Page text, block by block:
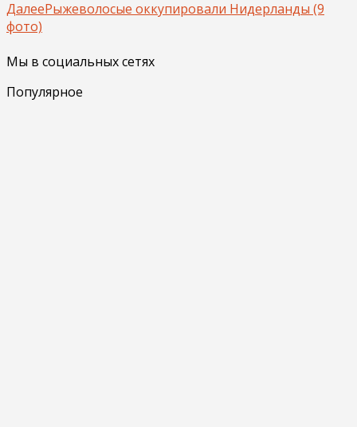
ДалееРыжеволосые оккупировали Нидерланды (9
фото)
Мы в социальных сетях
Популярное